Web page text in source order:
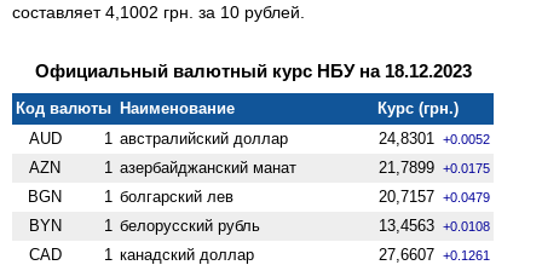
составляет 4,1002 грн. за 10 рублей.
Официальный валютный курс НБУ на 18.12.2023
Код валюты Наименование
Курс (грн.)
AUD
1 австралийский доллар 24,8301 +0.0052
AZN 1 азербайджанский манат 21,7899 +0.0175
BGN 1 болгарский лев 20,7157 +0.0479
BYN 1 белорусский рубль 13,4563 +0.0108
CAD 1 канадский доллар 27,6607 +0.1261